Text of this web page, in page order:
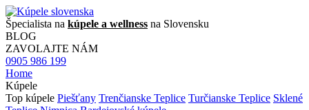
Špecialista na kúpele a wellness na Slovensku
BLOG
ZAVOLAJTE NÁM
0905 986 199
Home
Kúpele
Top kúpele Piešťany Trenčianske Teplice Turčianske Teplice Sklené